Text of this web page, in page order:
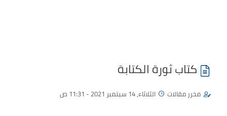
كتاب ثورة الكتابة
محرر مقالات الثلاثاء, 14 سبتمبر 2021 - 11:31 ص